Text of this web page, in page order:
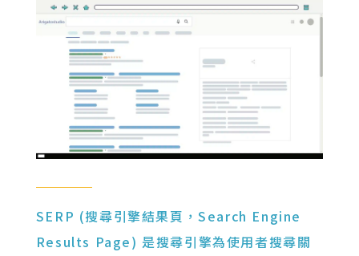
SERP (搜尋引擎結果頁，Search Engine
Results Page) 是搜尋引擎為使用者搜尋關